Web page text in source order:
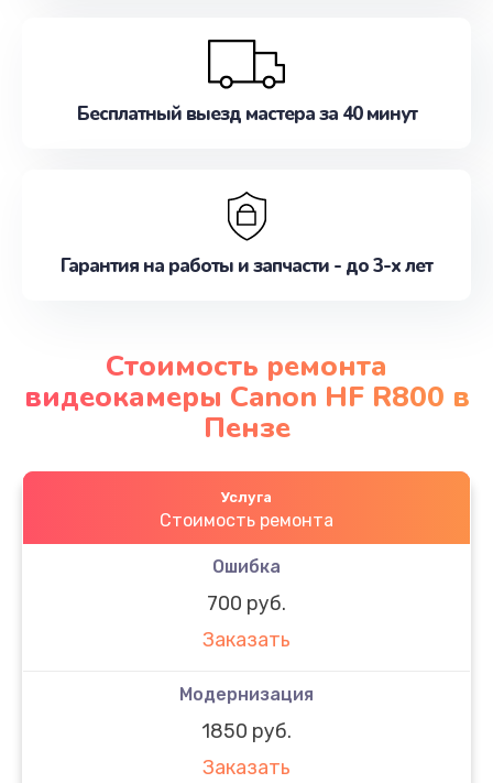
Бесплатный выезд мастера за 40 минут
Гарантия на работы и запчасти - до 3-х лет
Стоимость ремонта
видеокамеры Canon HF R800 в
Пензе
Услуга
Стоимость ремонта
Ошибка
700 руб.
Заказать
Модернизация
1850 руб.
Заказать